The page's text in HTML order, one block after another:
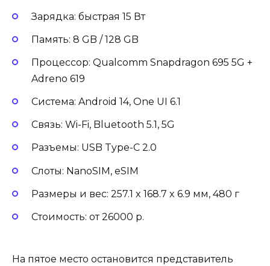
Зарядка: быстрая 15 Вт
Память: 8 GB / 128 GB
Процессор: Qualcomm Snapdragon 695 5G +
Adreno 619
Система: Android 14, One UI 6.1
Связь: Wi-Fi, Bluetooth 5.1, 5G
Разъемы: USB Type-C 2.0
Слоты: NanoSIM, eSIM
Размеры и вес: 257.1 x 168.7 x 6.9 мм, 480 г
Стоимость: от 26000 р.
На пятое место остановится представитель